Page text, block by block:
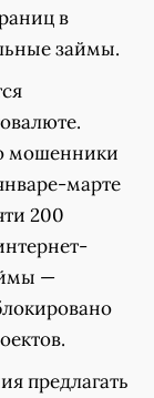
в
займы.
мошенники
марте
200
—
предлагать